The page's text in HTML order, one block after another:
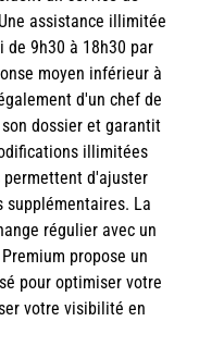
assistance illimitée
9h30 à 18h30 par
moyen inférieur à
d'un chef de
dossier et garantit
illimitées
d'ajuster
La
régulier avec un
propose un
pour optimiser votre
votre visibilité en